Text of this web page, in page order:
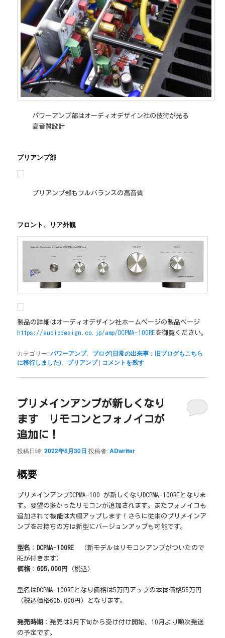
パワーアンプ部はオーディオデザイン社の技術が光る
高音質設計
プリアンプ部
プリアンプ部もフルバランスの高音質
フロント、リア外観
製品の詳細はオーディオデザイン社ホームページの製品ページ
https://audiodesign.co.jp/amp/DCPMA-100RE を御覧ください。
カテゴリー:パワーアンプ、 ブログ(日常の出来事：旧ブログもこちら
に移行しました)
プリアンプ | コメントを残す
プリメインアンプが新しくなり
ます リモコンとフォノイコが
追加に！
投稿日時:2022年8月30日 投稿者:ADwriter
概要
プリメインアンプDCPMA-100 が新しくなりDCPMA-100REとなりま
す。要望の多かったリモコンが追加されます。またフォノイコも
追加されて機能は大幅アップします！さらに従来のプリメインア
ンプをお持ちの方は新型にバージョンアップも可能です。
型名 ： DCPMA-100RE （新モデルはリモコンアンプがついたので
REが付きます）
価格：605,000円 （税込）
型名はDCPMA-100REとなり価格は5万円アップの本体価格55万円
（税込価格605,000円）となります。
発売時期 ：発売は9月下旬から受け付け開始、10月より順次発送
の予定です。